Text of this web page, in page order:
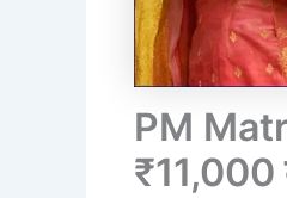
PM
₹11,000